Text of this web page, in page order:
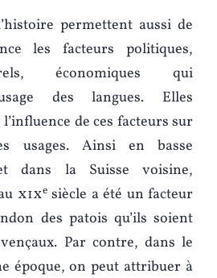
permettent aussi de
les facteurs politiques,
économiques qui
des langues. Elles
de ces facteurs sur
usages. Ainsi en basse
dans la Suisse voisine,
xixesiècle a été un facteur
des patois qu’ils soient
Par contre, dans le
époque, on peut attribuer à